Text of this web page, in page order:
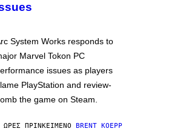
System Works responds to
Marvel Tokon PC
issues as players
PlayStation and review-
the game on Steam.
ΏΡΕΣ ΠΡΙΝΚΕΊΜΕΝΟ BRENT KOEPP